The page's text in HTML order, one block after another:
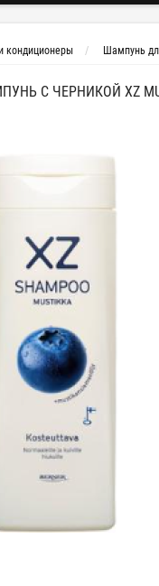
кондиционеры Шампунь
С ЧЕРНИКОЙ XZ